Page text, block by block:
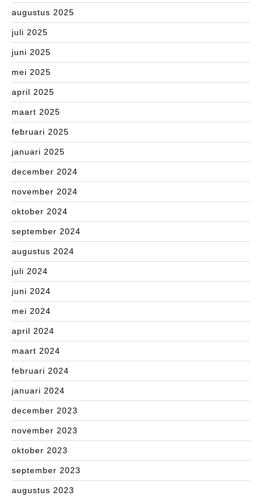
augustus 2025
juli 2025
juni 2025
mei 2025
april 2025
maart 2025
februari 2025
januari 2025
december 2024
november 2024
oktober 2024
september 2024
augustus 2024
juli 2024
juni 2024
mei 2024
april 2024
maart 2024
februari 2024
januari 2024
december 2023
november 2023
oktober 2023
september 2023
augustus 2023